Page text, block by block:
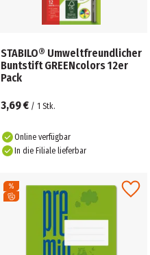
STABILO® Umweltfreundlicher
Buntstift GREENcolors 12er
Pack
3,69 € / 1 Stk.
Online verfügbar
In die Filiale lieferbar